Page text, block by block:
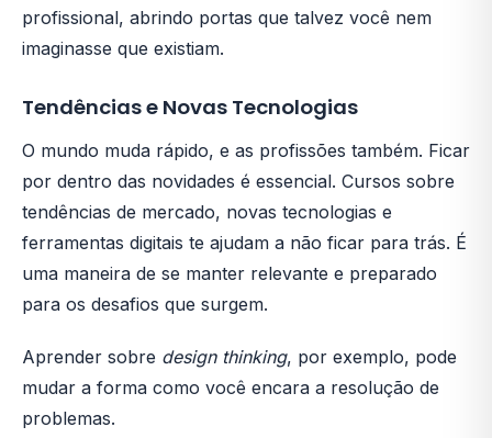
profissional, abrindo portas que talvez você nem
imaginasse que existiam.
Tendências e Novas Tecnologias
O mundo muda rápido, e as profissões também. Ficar
por dentro das novidades é essencial. Cursos sobre
tendências de mercado, novas tecnologias e
ferramentas digitais te ajudam a não ficar para trás. É
uma maneira de se manter relevante e preparado
para os desafios que surgem.
Aprender sobre design thinking, por exemplo, pode
mudar a forma como você encara a resolução de
problemas.